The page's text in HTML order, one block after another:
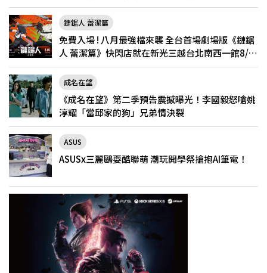
鏈鋸人 蕾潔篇
免費入場 ! 八月最強檔來襲 全台首場劇場版《鏈鋸
人 蕾潔篇》快閃店就在新光三越台北南西一館8/6
限定登場
成名在望
《成名在望》第二季預告震撼曝光！李國毅怒嗆姚
淳耀「當邱家的狗」兄弟情決裂
ASUS
ASUSx三麗鷗耍酷聯萌 潮玩開學祭搶抱AI筆電！